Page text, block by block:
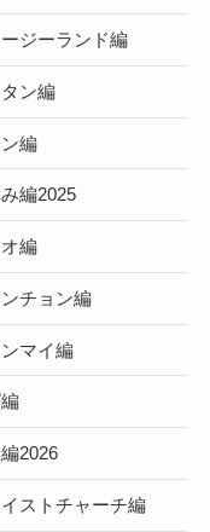
ジーランド編
ン編
編
編2025
編
チョン編
マイ編
2026
ストチャーチ編